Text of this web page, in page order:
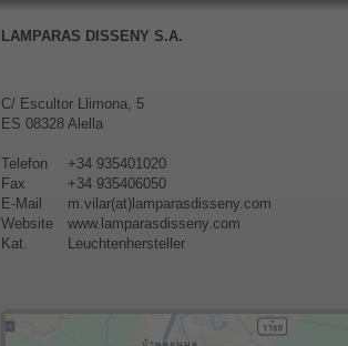
LAMPARAS DISSENY S.A.
C/ Escultor Llimona, 5
ES 08328 Alella
Telefon
+34 935401020
Fax
+34 935406050
E-Mail
m.vilar(at)lamparasdisseny.com
Website
www.lamparasdisseny.com
Kat.
Leuchtenhersteller